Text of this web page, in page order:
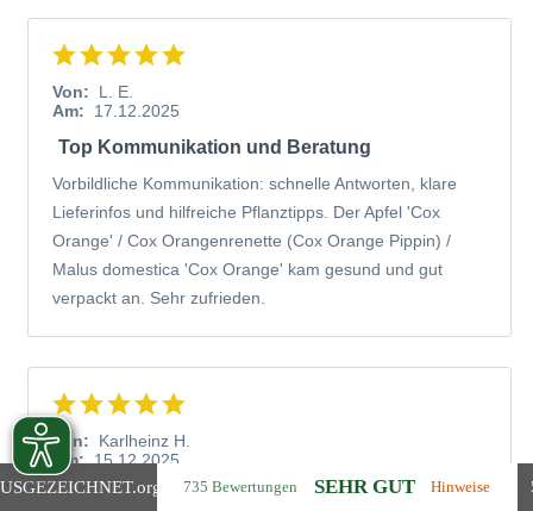
.org 735 Bewertungen SEHR GUT Hinweise
Von:
L. E.
Am:
17.12.2025
Top Kommunikation und Beratung
Vorbildliche Kommunikation: schnelle Antworten, klare
Lieferinfos und hilfreiche Pflanztipps. Der Apfel 'Cox
Orange' / Cox Orangenrenette (Cox Orange Pippin) /
Malus domestica 'Cox Orange' kam gesund und gut
verpackt an. Sehr zufrieden.
Von:
Karlheinz H.
Am: 15.12.2025
Ein Apfelbaum, der jedes Jahr Vorfreude